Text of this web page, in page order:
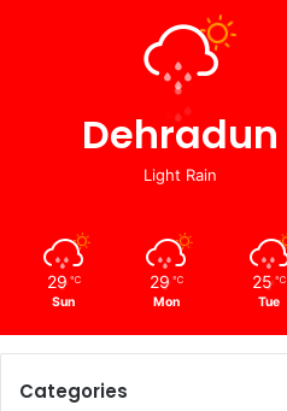
Dehradun
Light Rain
29 ℃
Sun
29 ℃
Mon
25 ℃
Tue
Categories